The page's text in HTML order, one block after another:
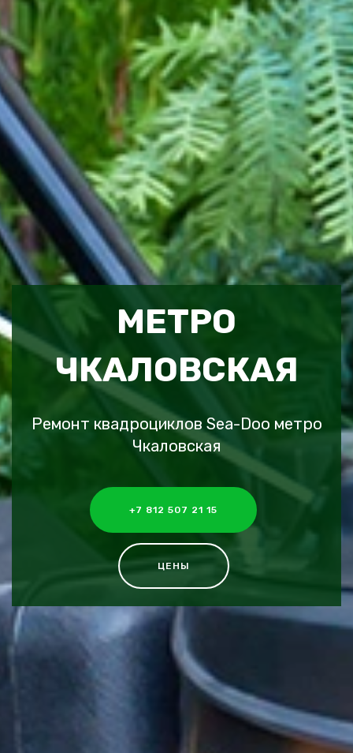
МЕТРО
ЧКАЛОВСКАЯ
Ремонт квадроциклов Sea-Doo метро
Чкаловская
+7 812 507 21 15
ЦЕНЫ